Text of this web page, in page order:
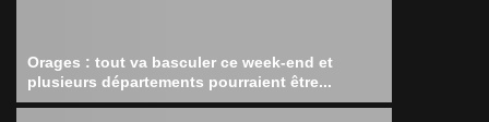
Orages : tout va basculer ce week-end et
plusieurs départements pourraient être...